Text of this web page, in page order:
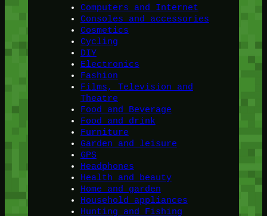
Computers and Internet
Consoles and accessories
Cosmetics
Cycling
DIY
Electronics
Fashion
Films, Television and
Theatre
Food and Beverage
Food and drink
Furniture
Garden and leisure
GPS
Headphones
Health and beauty
Home and garden
Household appliances
Hunting and Fishing